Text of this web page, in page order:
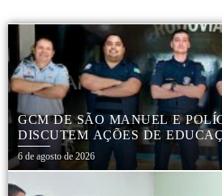
GCM DE SÃO MANUEL E
DISCUTEM AÇÕES DE
SEGURANÇA NO TRÂNSITO
6 de agosto de 2026